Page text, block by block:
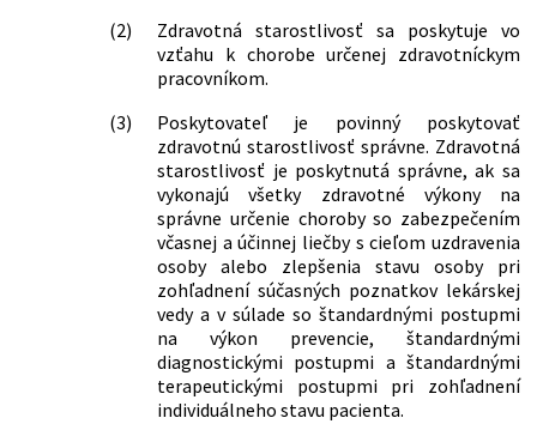
(2)
Zdravotná starostlivosť sa poskytuje vo
vzťahu k chorobe určenej zdravotníckym
pracovníkom.
(3)
Poskytovateľ je povinný poskytovať
zdravotnú starostlivosť správne. Zdravotná
starostlivosť je poskytnutá správne, ak sa
vykonajú všetky zdravotné výkony na
správne určenie choroby so zabezpečením
včasnej a účinnej liečby s cieľom uzdravenia
osoby alebo zlepšenia stavu osoby pri
zohľadnení súčasných poznatkov lekárskej
vedy a v súlade so štandardnými postupmi
na výkon prevencie, štandardnými
diagnostickými postupmi a štandardnými
terapeutickými postupmi pri zohľadnení
individuálneho stavu pacienta.